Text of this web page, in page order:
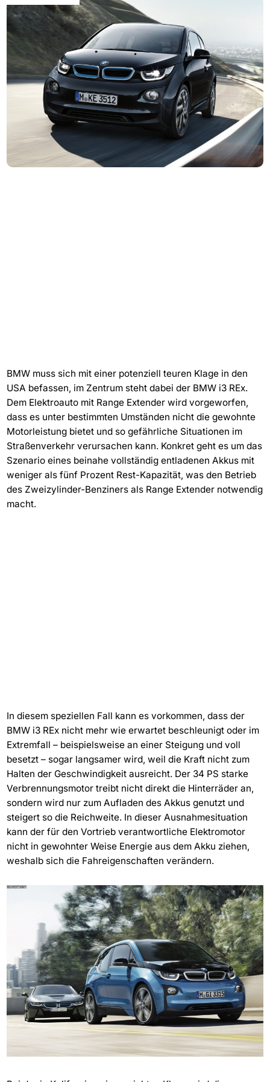
BMW muss sich mit einer potenziell teuren Klage in den
USA befassen, im Zentrum steht dabei der BMW i3 REx.
Dem Elektroauto mit Range Extender wird vorgeworfen,
dass es unter bestimmten Umständen nicht die gewohnte
Motorleistung bietet und so gefährliche Situationen im
Straßenverkehr verursachen kann. Konkret geht es um das
Szenario eines beinahe vollständig entladenen Akkus mit
weniger als fünf Prozent Rest-Kapazität, was den Betrieb
des Zweizylinder-Benziners als Range Extender notwendig
macht.
In diesem speziellen Fall kann es vorkommen, dass der
BMW i3 REx nicht mehr wie erwartet beschleunigt oder im
Extremfall – beispielsweise an einer Steigung und voll
besetzt – sogar langsamer wird, weil die Kraft nicht zum
Halten der Geschwindigkeit ausreicht. Der 34 PS starke
Verbrennungsmotor treibt nicht direkt die Hinterräder an,
sondern wird nur zum Aufladen des Akkus genutzt und
steigert so die Reichweite. In dieser Ausnahmesituation
kann der für den Vortrieb verantwortliche Elektromotor
nicht in gewohnter Weise Energie aus dem Akku ziehen,
weshalb sich die Fahreigenschaften verändern.